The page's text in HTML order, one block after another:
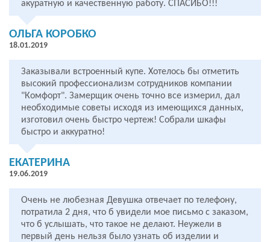
акуратную и качественную работу. СПАСИБО!!!
ОЛЬГА КОРОБКО
18.01.2019
Заказывали встроенный купе. Хотелось бы отметить
высокий профессионализм сотрудников компании
"Комфорт". Замерщик очень точно все измерил, дал
необходимые советы исходя из имеющихся данных,
изготовил очень быстро чертеж! Собрали шкафы
быстро и аккуратно!
ЕКАТЕРИНА
19.06.2019
Очень не любезная Девушка отвечает по телефону,
потратила 2 дня, что б увидели мое письмо с заказом,
что б услышать, что такое не делают. Неужели в
первый день нельзя было узнать об изделии и